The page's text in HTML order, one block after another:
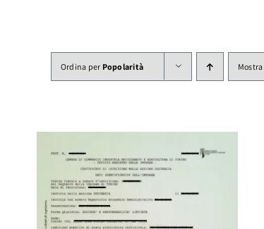
Ordina per Popolarità Mostra